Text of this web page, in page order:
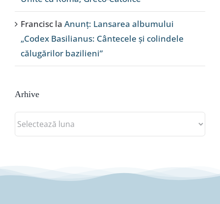
Francisc la Anunț: Lansarea albumului
„Codex Basilianus: Cântecele și colindele
călugărilor bazilieni”
Arhive
Arhive